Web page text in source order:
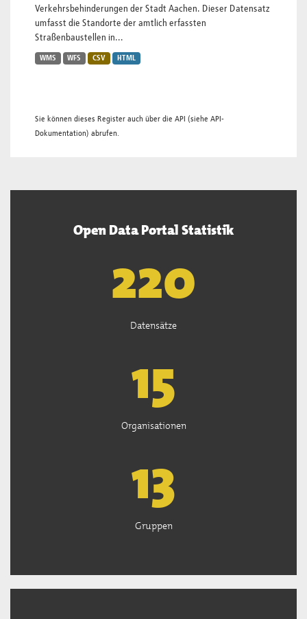
Verkehrsbehinderungen der Stadt Aachen. Dieser Datensatz
umfasst die Standorte der amtlich erfassten
Straßenbaustellen in...
WMS WFS CSV HTML
Sie können dieses Register auch über die API (siehe API-
Dokumentation) abrufen.
Open Data Portal Statistik
222
Datensätze
15
Organisationen
13
Gruppen